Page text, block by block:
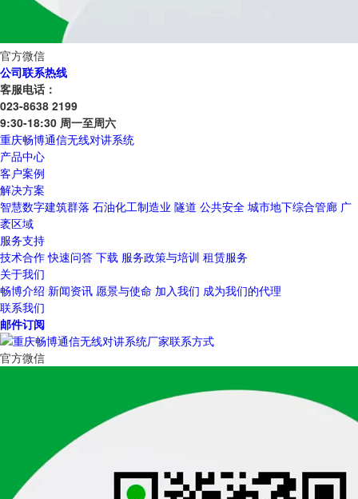
官方微信
公司联系热线
客服电话：
023-8638 2199
9:30-18:30 周一至周六
重庆畅博通信无线对讲系统
产品中心
客户案例
解决方案
智慧数字建筑群落 石油化工制造业 隧道 公共安全 城市地下综合管廊 广
袤区域
服务支持
技术合作 快速问答 下载 服务政策与培训 租赁服务
关于我们
畅博介绍 新闻资讯 愿景与使命 加入我们 成为我们的代理
联系我们
邮件订阅
官方微信